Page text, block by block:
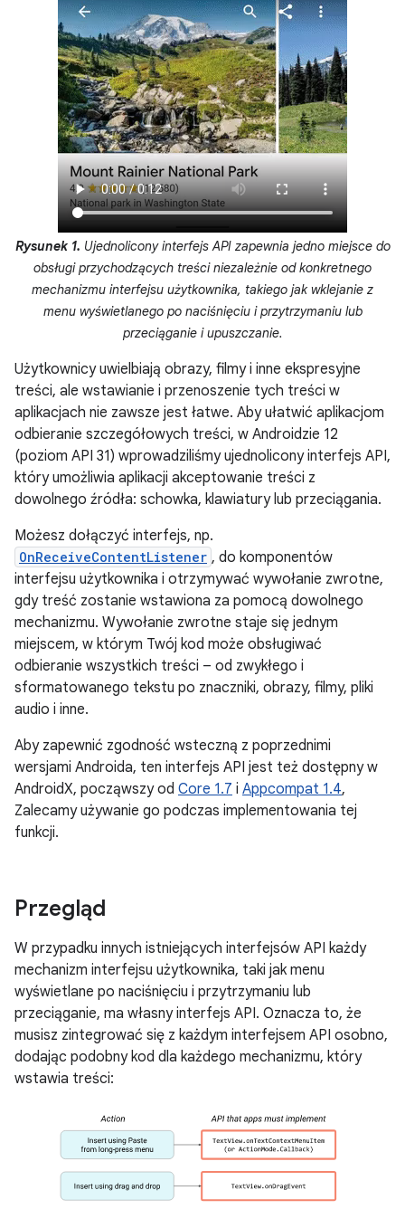
Rysunek 1. Ujednolicony interfejs API zapewnia jedno miejsce do
obsługi przychodzących treści niezależnie od konkretnego
mechanizmu interfejsu użytkownika, takiego jak wklejanie z
menu wyświetlanego po naciśnięciu i przytrzymaniu lub
przeciąganie i upuszczanie.
Użytkownicy uwielbiają obrazy, filmy i inne ekspresyjne
treści, ale wstawianie i przenoszenie tych treści w
aplikacjach nie zawsze jest łatwe. Aby ułatwić aplikacjom
odbieranie szczegółowych treści, w Androidzie 12
(poziom API 31) wprowadziliśmy ujednolicony interfejs API,
który umożliwia aplikacji akceptowanie treści z
dowolnego źródła: schowka, klawiatury lub przeciągania.
Możesz dołączyć interfejs, np.
OnReceiveContentListener , do komponentów
interfejsu użytkownika i otrzymywać wywołanie zwrotne,
gdy treść zostanie wstawiona za pomocą dowolnego
mechanizmu. Wywołanie zwrotne staje się jednym
miejscem, w którym Twój kod może obsługiwać
odbieranie wszystkich treści – od zwykłego i
sformatowanego tekstu po znaczniki, obrazy, filmy, pliki
audio i inne.
Aby zapewnić zgodność wsteczną z poprzednimi
wersjami Androida, ten interfejs API jest też dostępny w
AndroidX, począwszy od Core 1.7 i Appcompat 1.4,
Zalecamy używanie go podczas implementowania tej
funkcji.
Przegląd
W przypadku innych istniejących interfejsów API każdy
mechanizm interfejsu użytkownika, taki jak menu
wyświetlane po naciśnięciu i przytrzymaniu lub
przeciąganie, ma własny interfejs API. Oznacza to, że
musisz zintegrować się z każdym interfejsem API osobno,
dodając podobny kod dla każdego mechanizmu, który
wstawia treści: